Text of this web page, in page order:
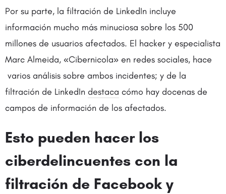
Por su parte, la filtración de LinkedIn incluye
información mucho más minuciosa sobre los 500
millones de usuarios afectados. El hacker y especialista
Marc Almeida, «Cibernicola» en redes sociales, hace
varios análisis sobre ambos incidentes; y de la
filtración de LinkedIn destaca cómo hay docenas de
campos de información de los afectados.
Esto pueden hacer los
ciberdelincuentes con la
filtración de Facebook y